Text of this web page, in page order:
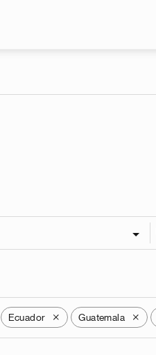
Ecuador X Guatemala X